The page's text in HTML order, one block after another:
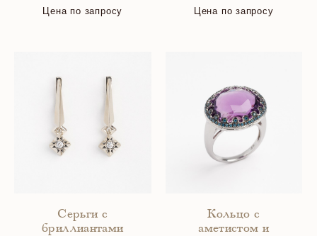
Цена по запросу Цена по запросу
Серьги с
бриллиантами
Кольцо с
аметистом и